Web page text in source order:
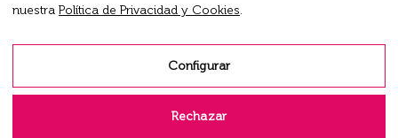
opensopensopens
nuestra Política de Privacidad y Cookies.
Configurar
Rechazar